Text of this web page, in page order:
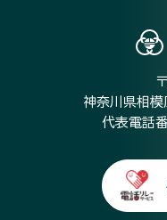
神奈川県相
代表電話